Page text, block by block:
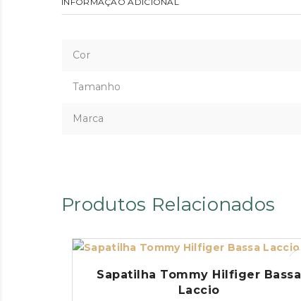
Cor
Tamanho
Marca
Produtos Relacionados
Sapatilha Tommy Hilfiger Bassa
Laccio